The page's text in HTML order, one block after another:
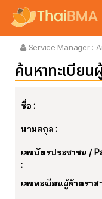
Service Manager :
ค้นหาทะเบียน
ชื่อ :
นามสกุล :
เลขบัตรประชาชน /
:
เลขทะเบียนผู้ค้าตราส